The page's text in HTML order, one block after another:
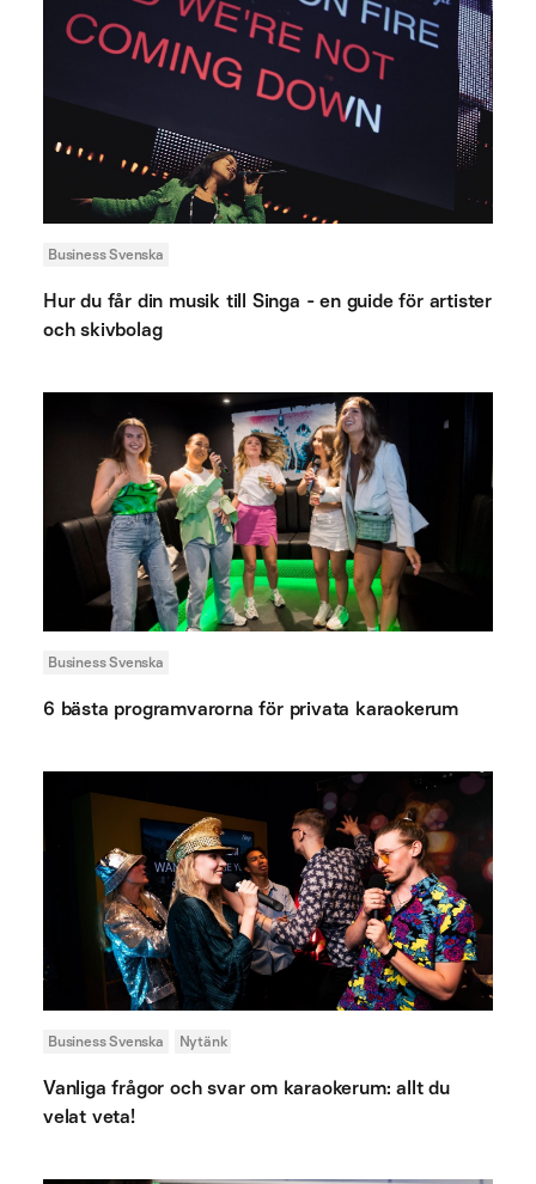
Business Svenska
Hur du får din musik till Singa - en guide för artister
och skivbolag
Business Svenska
6 bästa programvarorna för privata karaokerum
Business Svenska Nytänk
Vanliga frågor och svar om karaokerum: allt du
velat veta!